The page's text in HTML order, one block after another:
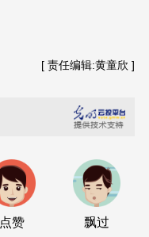
[ 责任编辑:黄童欣 ]
点赞
飘过